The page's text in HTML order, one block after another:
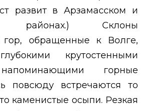
развит в Арзамасском и
районах.) Склоны
гор, обращенные к Волге,
крутостенными
горные
повсюду встречаются то
каменистые осыпи. Резкая